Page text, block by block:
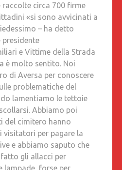
circa 700 firme
«si sono avvicinati a
– ha detto
presidente
e Vittime della Strada
è molto sentito. Noi
di Aversa per conoscere
problematiche del
lamentiamo le tettoie
Abbiamo poi
del cimitero hanno
visitatori per pagare la
e abbiamo saputo che
gli allacci per
lampade, forse per